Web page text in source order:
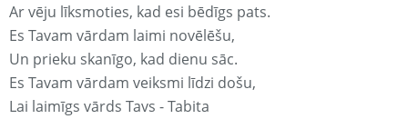
Ar vēju līksmoties, kad esi bēdīgs pats.
Es Tavam vārdam laimi novēlēšu,
Un prieku skanīgo, kad dienu sāc.
Es Tavam vārdam veiksmi līdzi došu,
Lai laimīgs vārds Tavs - Tabita